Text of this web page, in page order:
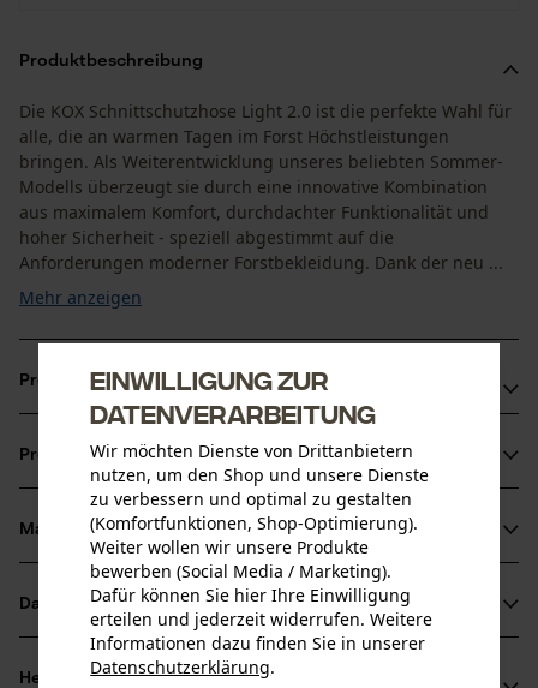
Produktbeschreibung
Die KOX Schnittschutzhose Light 2.0 ist die perfekte Wahl für
alle, die an warmen Tagen im Forst Höchstleistungen
bringen. Als Weiterentwicklung unseres beliebten Sommer-
Modells überzeugt sie durch eine innovative Kombination
aus maximalem Komfort, durchdachter Funktionalität und
hoher Sicherheit - speziell abgestimmt auf die
Anforderungen moderner Forstbekleidung. Dank der neu ...
Mehr anzeigen
Produktvorteile
Schnittschutzeinlage und superflexible Kniepartie im
ergonomischen X-Design
Hervorragende Belüftung durch extra lange
Reißverschlüsse mit Mesh-Lining - für angenehmes Klima
selbst bei Hitze
Individueller Tragekomfort dank variabler
Bundweitenverstellung mit Gummizug und Klettfixierung
Produktinformationen
Produktdetails
Aktivitätstyp
Arbeiten, Schützen, Unfallvermeidung
Material & Pflege
Material
Materialart
Datenblätter
Produktsicherheitsdatenblatt (PDF)
Herstellerinformationen
Einwilligung zur
Datenverarbeitung
Wir möchten Dienste von Drittanbietern
nutzen, um den Shop und unsere Dienste
zu verbessern und optimal zu gestalten
(Komfortfunktionen, Shop-Optimierung).
Weiter wollen wir unsere Produkte
bewerben (Social Media / Marketing).
Dafür können Sie hier Ihre Einwilligung
erteilen und jederzeit widerrufen. Weitere
Informationen dazu finden Sie in unserer
Datenschutzerklärung.